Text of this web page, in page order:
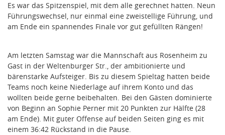
Es war das Spitzenspiel, mit dem alle gerechnet hatten. Neun
Führungswechsel, nur einmal eine zweistellige Führung, und
am Ende ein spannendes Finale vor gut gefüllten Rängen!
Am letzten Samstag war die Mannschaft aus Rosenheim zu
Gast in der Weltenburger Str., der ambitionierte und
bärenstarke Aufsteiger. Bis zu diesem Spieltag hatten beide
Teams noch keine Niederlage auf ihrem Konto und das
wollten beide gerne beibehalten. Bei den Gästen dominierte
von Beginn an Sophie Perner mit 20 Punkten zur Hälfte (28
am Ende). Mit guter Offense auf beiden Seiten ging es mit
einem 36:42 Rückstand in die Pause.